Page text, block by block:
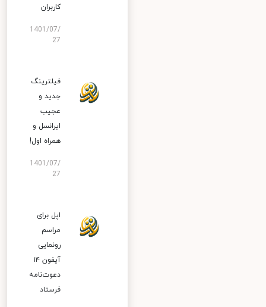
کاربران
1401/07/
27
فیلترینگ
جدید و
عجیب
ایرانسل و
همراه اول!
1401/07/
27
اپل برای
مراسم
رونمایی
آیفون ۱۴
دعوت‌نامه
فرستاد